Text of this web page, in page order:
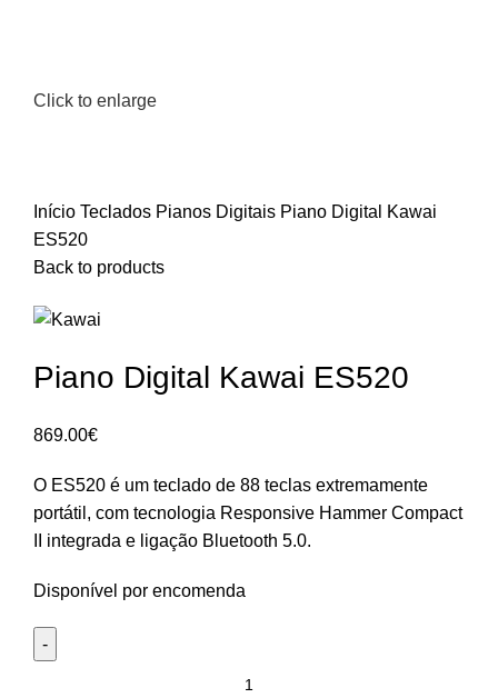
Click to enlarge
Início Teclados Pianos Digitais Piano Digital Kawai
ES520
Back to products
Piano Digital Kawai ES520
869.00€
O ES520 é um teclado de 88 teclas extremamente
portátil, com tecnologia Responsive Hammer Compact
II integrada e ligação Bluetooth 5.0.
Disponível por encomenda